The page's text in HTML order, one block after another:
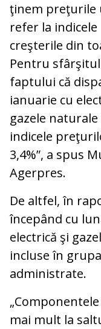
ţinem preţurile
refer la
creşterile din
Pentru
faptului că
ianuarie cu
gazele
indicele
3,4%”, a spus
Agerpres.
De altfel, în
începând cu
electrică şi
incluse în
administrate.
mai mult la